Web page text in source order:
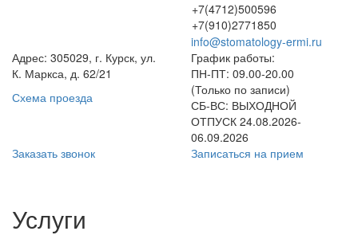
+7(4712)500596
+7(910)2771850
info@stomatology-ermi.ru
Адрес: 305029, г. Курск, ул.
К. Маркса, д. 62/21
Схема проезда
График работы:
ПН-ПТ: 09.00-20.00
(Только по записи)
СБ-ВС: ВЫХОДНОЙ
ОТПУСК 24.08.2026-
06.09.2026
Заказать звонок
Записаться на прием
Услуги